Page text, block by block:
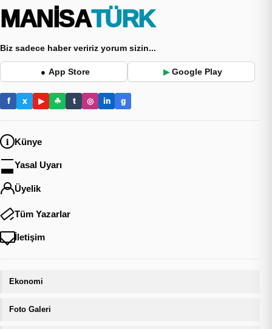
MANİSA TÜRK
Biz sadece haber veririz yorum sizin...
● App Store ▶ Google Play
f x ▶ ☘ t ◎ in g
Künye
Yasal Uyarı
Üyelik
Tüm Yazarlar
İletişim
Ekonomi
Foto Galeri